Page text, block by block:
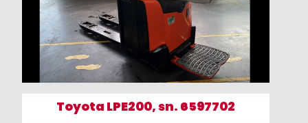
Toyota LPE200, sn. 6597702